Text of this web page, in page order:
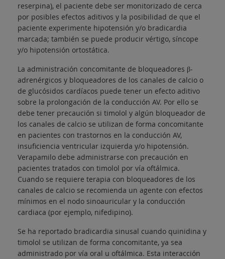
reserpina), el paciente debe ser monitorizado de cerca
por posibles efectos aditivos y la posibilidad de que el
paciente experimente hipotensión y/o bradicardia
marcada; también se puede producir vértigo, síncope
y/o hipotensión ortostática.
La administración concomitante de bloqueadores β-
adrenérgicos y bloqueadores de los canales de calcio o
de glucósidos cardíacos puede tener un efecto aditivo
sobre la prolongación de la conducción AV. Por ello se
debe tener precaución si timolol y algún bloqueador de
los canales de calcio se utilizan de forma concomitante
en pacientes con trastornos en la conducción AV,
insuficiencia ventricular izquierda y/o hipotensión.
Verapamilo debe administrarse con precaución en
pacientes tratados con timolol por vía oftálmica.
Cuando se requiere terapia con bloqueadores de los
canales de calcio se recomienda un agente con efectos
mínimos en el nodo sinoauricular y la conducción
cardiaca (por ejemplo, nifedipino).
Se ha reportado bradicardia sinusal cuando quinidina y
timolol se utilizan de forma concomitante, ya sea
administrado por vía oral u oftálmica. Esta interacción